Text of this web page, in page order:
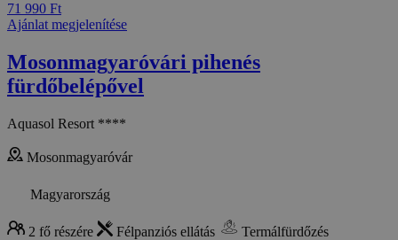
71 990 Ft
Ajánlat megjelenítése
Mosonmagyaróvári pihenés
fürdőbelépővel
Aquasol Resort ****
Mosonmagyaróvár
Magyarország
2 fő részére Félpanziós ellátás Termálfürdőzés